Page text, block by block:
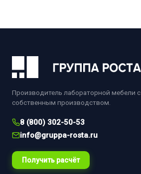
Производитель лабораторной мебели с
собственным производством.
8 (800) 302-50-53
info@gruppa-rosta.ru
Получить расчёт